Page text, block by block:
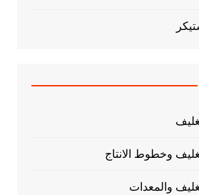
وخطوط الانتاج
والمعدات